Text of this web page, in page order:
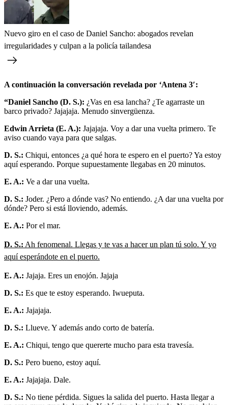
Nuevo giro en el caso de Daniel Sancho: abogados revelan
irregularidades y culpan a la policía tailandesa
A continuación la conversación revelada por ‘Antena 3′:
“Daniel Sancho (D. S.): ¿Vas en esa lancha? ¿Te agarraste un
barco privado? Jajajaja. Menudo sinvergüenza.
Edwin Arrieta (E. A.): Jajajaja. Voy a dar una vuelta primero. Te
aviso cuando vaya para que salgas.
D. S.: Chiqui, entonces ¿a qué hora te espero en el puerto? Ya estoy
aquí esperando. Porque supuestamente llegabas en 20 minutos.
E. A.: Ve a dar una vuelta.
D. S.: Joder. ¿Pero a dónde vas? No entiendo. ¿A dar una vuelta por
dónde? Pero si está lloviendo, además.
E. A.: Por el mar.
D. S.: Ah fenomenal. Llegas y te vas a hacer un plan tú solo. Y yo
aquí esperándote en el puerto.
E. A.: Jajaja. Eres un enojón. Jajaja
D. S.: Es que te estoy esperando. Iwueputa.
E. A.: Jajajaja.
D. S.: Llueve. Y además ando corto de batería.
E. A.: Chiqui, tengo que quererte mucho para esta travesía.
D. S.: Pero bueno, estoy aquí.
E. A.: Jajajaja. Dale.
D. S.: No tiene pérdida. Sigues la salida del puerto. Hasta llegar a